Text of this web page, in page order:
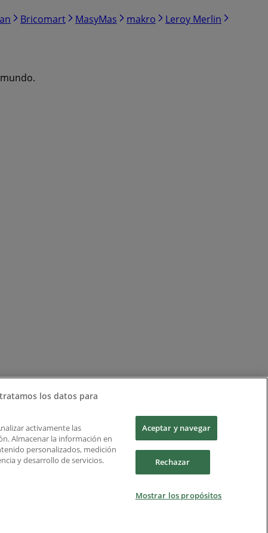
Bricomart MasyMas makro
Leroy Merlin
los datos para
activamente las
Almacenar la información en
personalizados, medición
y desarrollo de servicios.
Aceptar y navegar
Rechazar
Mostrar los propósitos